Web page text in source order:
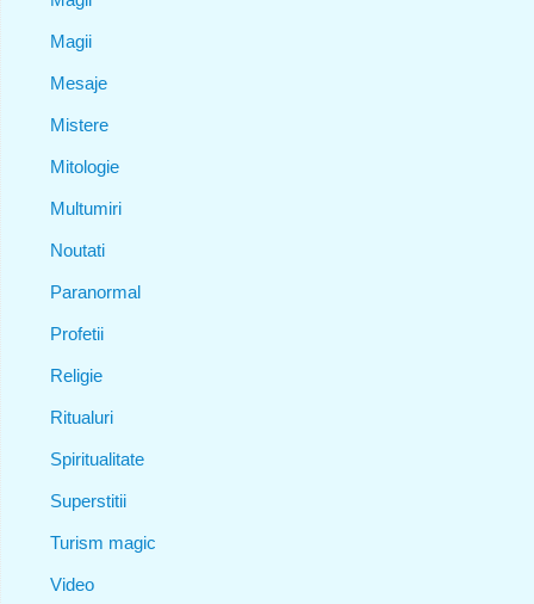
Magii
Mesaje
Mistere
Mitologie
Multumiri
Noutati
Paranormal
Profetii
Religie
Ritualuri
Spiritualitate
Superstitii
Turism magic
Video